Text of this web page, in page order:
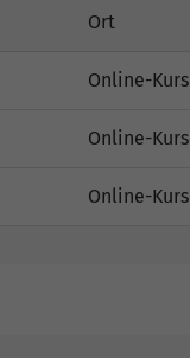
Ort
Online-Kurs
Online-Kurs
Online-Kurs